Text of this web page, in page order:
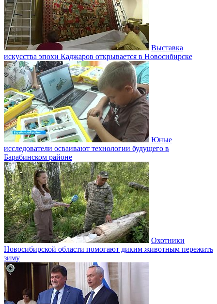
Выставка
искусства эпохи Каджаров открывается в Новосибирске
Юные
исследователи осваивают технологии будущего в
Барабинском районе
Охотники
Новосибирской области помогают диким животным пережить
зиму